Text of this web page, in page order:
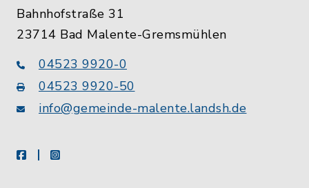
Bahnhofstraße 31
23714 Bad Malente-Gremsmühlen
04523 9920-0
04523 9920-50
info@gemeinde-malente.landsh.de
facebookinstagram